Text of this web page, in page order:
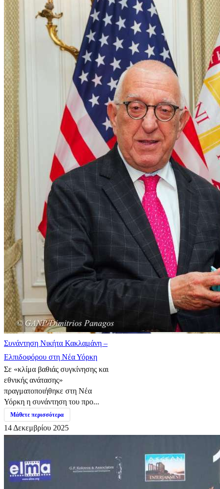
Συνάντηση Νικήτα Κακλαμάνη –
Ελπιδοφόρου στη Νέα Υόρκη
Σε «κλίμα βαθιάς συγκίνησης και
εθνικής ανάτασης»
πραγματοποιήθηκε στη Νέα
Υόρκη η συνάντηση του προ...
Μάθετε περισσότερα
14 Δεκεμβρίου 2025